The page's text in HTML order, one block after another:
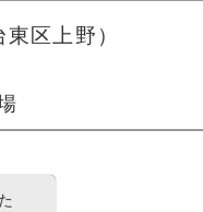
区上野）